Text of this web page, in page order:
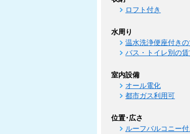
ロフト付き
水周り
温水洗浄便座付き
バス・トイレ別の
室内設備
オール電化
都市ガス利用可
位置･広さ
ルーフバルコニー